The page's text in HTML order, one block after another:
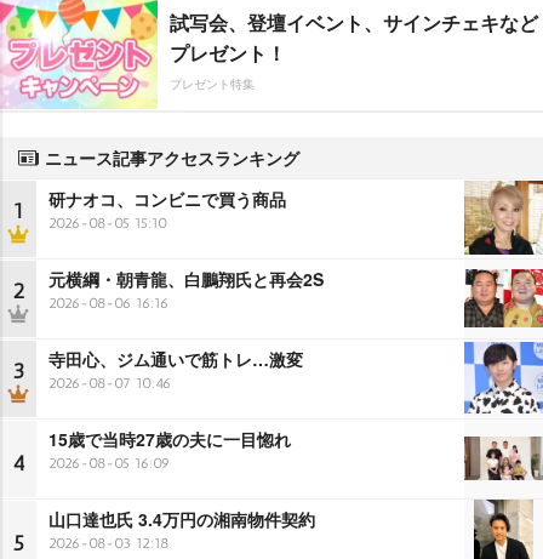
試写会、登壇イベント、サインチェキなど
プレゼント！
プレゼント特集
ニュース記事アクセスランキング
1 研ナオコ、コンビニで買う商品
2026-08-05 15:10
2 元横綱・朝青龍、白鵬翔氏と再会2S
2026-08-06 16:16
3 寺田心、ジム通いで筋トレ…激変
2026-08-07 10:46
4
15歳で当時27歳の夫に一目惚れ
2026-08-05 16:09
5
山口達也氏 3.4万円の湘南物件契約
2026-08-03 12:18